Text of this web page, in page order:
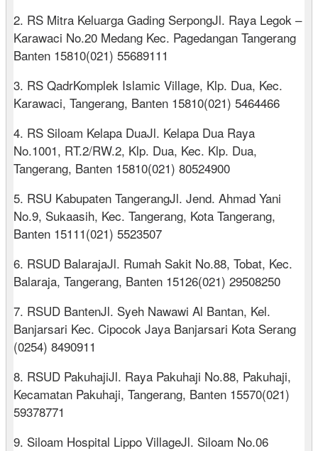
2. RS Mitra Keluarga Gading SerpongJl. Raya Legok –
Karawaci No.20 Medang Kec. Pagedangan Tangerang
Banten 15810(021) 55689111
3. RS QadrKomplek Islamic Village, Klp. Dua, Kec.
Karawaci, Tangerang, Banten 15810(021) 5464466
4. RS Siloam Kelapa DuaJl. Kelapa Dua Raya
No.1001, RT.2/RW.2, Klp. Dua, Kec. Klp. Dua,
Tangerang, Banten 15810(021) 80524900
5. RSU Kabupaten TangerangJl. Jend. Ahmad Yani
No.9, Sukaasih, Kec. Tangerang, Kota Tangerang,
Banten 15111(021) 5523507
6. RSUD BalarajaJl. Rumah Sakit No.88, Tobat, Kec.
Balaraja, Tangerang, Banten 15126(021) 29508250
7. RSUD BantenJl. Syeh Nawawi Al Bantan, Kel.
Banjarsari Kec. Cipocok Jaya Banjarsari Kota Serang
(0254) 8490911
8. RSUD PakuhajiJl. Raya Pakuhaji No.88, Pakuhaji,
Kecamatan Pakuhaji, Tangerang, Banten 15570(021)
59378771
9. Siloam Hospital Lippo VillageJl. Siloam No.06